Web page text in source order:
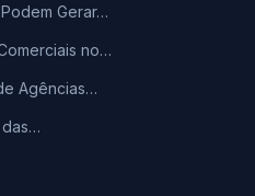
Gerar…
no…
Agências…
das…